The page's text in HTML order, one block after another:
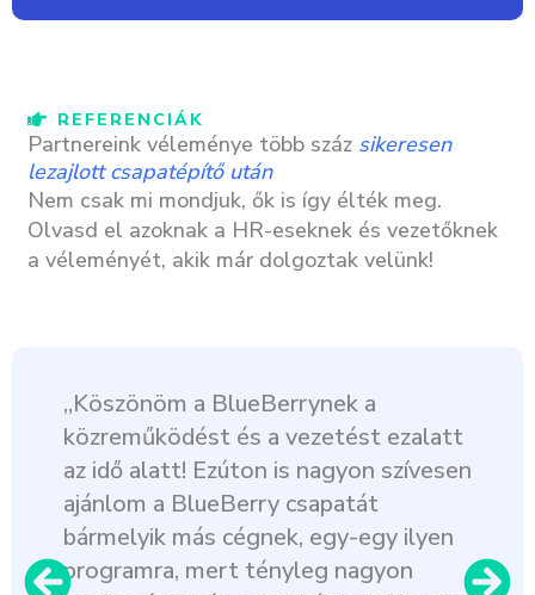
REFERENCIÁK
Partnereink véleménye több száz sikeresen
lezajlott csapatépítő után
Nem csak mi mondjuk, ők is így élték meg.
Olvasd el azoknak a HR-eseknek és vezetőknek
a véleményét, akik már dolgoztak velünk!
„Köszönöm a BlueBerrynek a
közreműködést és a vezetést ezalatt
az idő alatt! Ezúton is nagyon szívesen
ajánlom a BlueBerry csapatát
bármelyik más cégnek, egy-egy ilyen
programra, mert tényleg nagyon